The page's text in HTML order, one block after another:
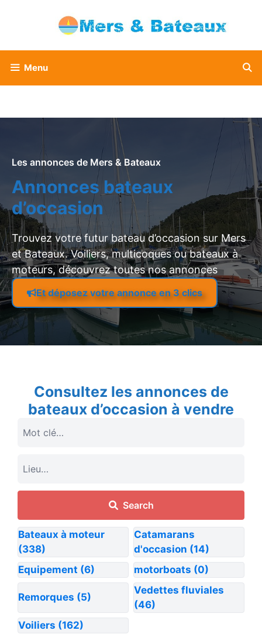
Menu
Les annonces de Mers & Bateaux
Annonces bateaux
d’occasion
Trouvez votre futur bateau d’occasion sur Mers
et Bateaux. Voiliers, multicoques ou bateaux à
moteurs, découvrez toutes nos annonces
Et déposez votre annonce en 3 clics
Consultez les annonces de
bateaux d’occasion à vendre
Search
Bateaux à moteur
(338)
Catamarans
d'occasion (14)
Equipement (6) motorboats (0)
Remorques (5)
Vedettes fluviales
(46)
Voiliers (162)